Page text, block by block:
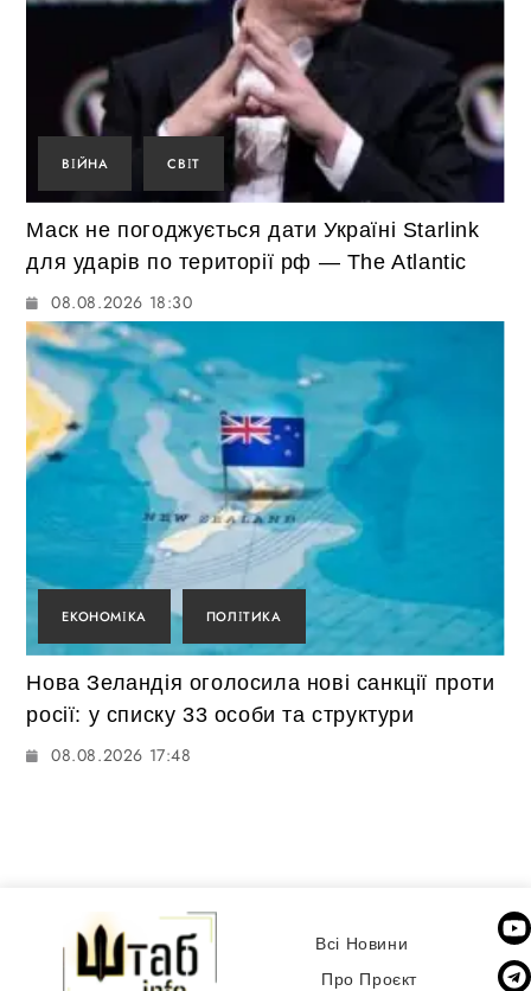
ВІЙНА СВІТ
Маск не погоджується дати Україні Starlink
для ударів по території рф — The Atlantic
08.08.2026 18:30
ЕКОНОМІКА ПОЛІТИКА
Нова Зеландія оголосила нові санкції проти
росії: у списку 33 особи та структури
08.08.2026 17:48
Всі Новини
Про Проєкт